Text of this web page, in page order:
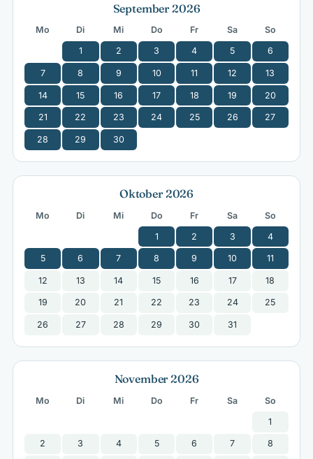
September 2026
Mo Di Mi Do Fr Sa
So
1
2 3 4 5 6
7 8 9 10 11 12 13
14 15 16 17 18 19 20
21 22 23 24 25 26 27
28 29 30
Oktober 2026
Mo Di Mi Do Fr Sa
So
1
2 3 4
5 6 7 8 9 10 11
12 13 14 15 16 17 18
19 20 21 22 23 24 25
26 27 28 29 30 31
November 2026
Mo Di Mi Do Fr Sa
So
1
2 3 4 5 6 7 8